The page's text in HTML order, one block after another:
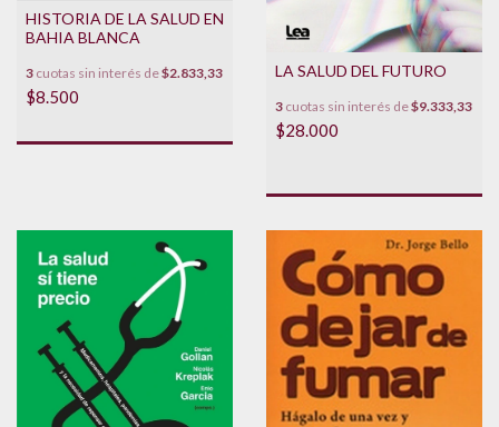
HISTORIA DE LA SALUD EN
BAHIA BLANCA
3 cuotas sin interés de$2.833,33
$8.500
LA SALUD DEL FUTURO
3 cuotas sin interés de$9.333,33
$28.000